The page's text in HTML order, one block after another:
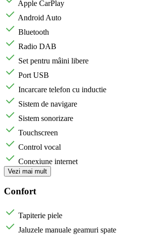
Apple CarPlay
Android Auto
Bluetooth
Radio DAB
Set pentru mâini libere
Port USB
Incarcare telefon cu inductie
Sistem de navigare
Sistem sonorizare
Touchscreen
Control vocal
Conexiune internet
Vezi mai mult
Confort
Tapiterie piele
Jaluzele manuale geamuri spate